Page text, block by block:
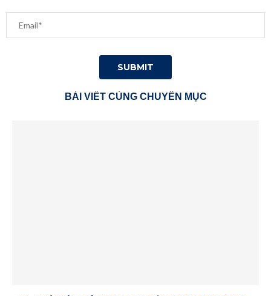
BÀI VIẾT CÙNG CHUYÊN MỤC